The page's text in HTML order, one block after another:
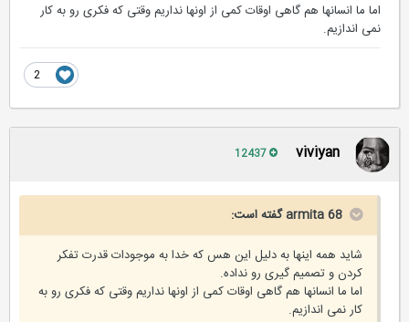
اما ما انسانها هم گاهی اوقات کمی از اونها نداریم وقتی که فکری رو به کار
نمی اندازیم.
viviyan
armita 68 گفته است:
شاید همه اینها به دلیل این هس که خدا به موجودات قدرت تفکر
کردن و تصمیم گیری رو نداده.
اما ما انسانها هم گاهی اوقات کمی از اونها نداریم وقتی که فکری رو به
کار نمی اندازیم.